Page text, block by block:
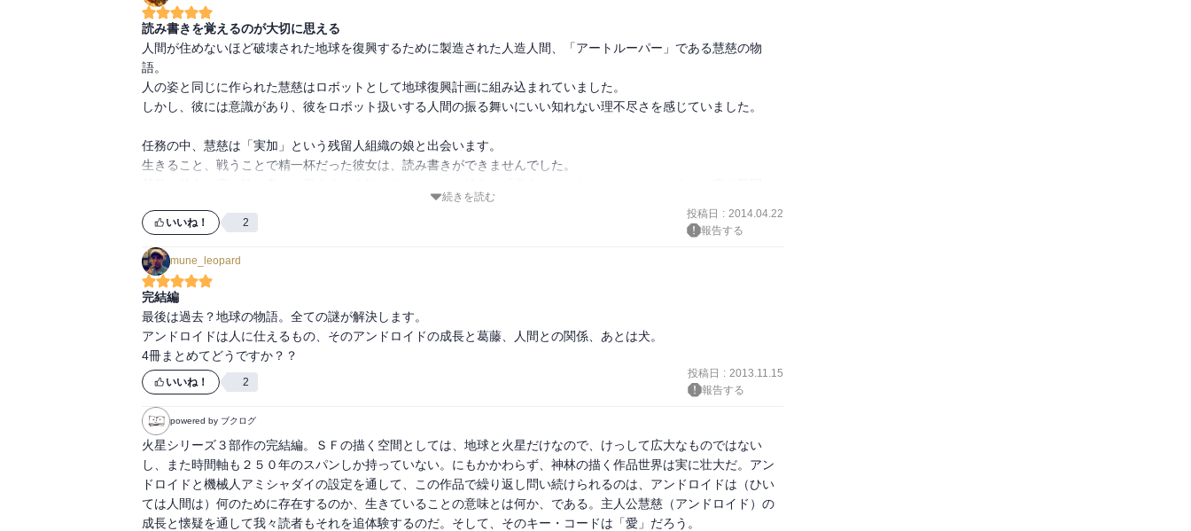
読み書きを覚えるのが大切に思える
人間が住めないほど破壊された地球を復興するために製造された人造人間、「アートルーパー」である慧慈の物
語。
人の姿と同じに作られた慧慈はロボットとして地球復興計画に組み込まれていました。
しかし、彼には意識があり、彼をロボット扱いする人間の振る舞いにいい知れない理不尽さを感じていました。
任務の中、慧慈は「実加」という残留人組織の娘と出会います。
生きること、戦うことで精一杯だった彼女は、読み書きができませんでした。
このシーンが、神林作品の中で一番好きです。
慧慈が何を創造するのかが本作のメインテーマですが、実加や機械人のアミシャダイ、UNAGの間明や梶野といっ
た人物との出会いの中で相手を細やかに観察し、危険で途方もない道のりを歩んでいく姿が魅力です。
慧慈がなんと答えたのか、本作品で読めます。
続きを読む
いいね！ 2
投稿日 : 2014.04.22
報告する
mune_leopard
完結編
最後は過去？地球の物語。全ての謎が解決します。
アンドロイドは人に仕えるもの、そのアンドロイドの成長と葛藤、人間との関係、あとは犬。
4冊まとめてどうですか？？
いいね！ 2
投稿日 : 2013.11.15
報告する
powered by ブクログ
火星シリーズ３部作の完結編。ＳＦの描く空間としては、地球と火星だけなので、けっして広大なものではない
し、また時間軸も２５０年のスパンしか持っていない。にもかかわらず、神林の描く作品世界は実に壮大だ。アン
ドロイドと機械人アミシャダイの設定を通して、この作品で繰り返し問い続けられるのは、アンドロイドは（ひい
ては人間は）何のために存在するのか、生きていることの意味とは何か、である。主人公慧慈（アンドロイド）の
成長と懐疑を通して我々読者もそれを追体験するのだ。そして、そのキー・コードは「愛」だろう。